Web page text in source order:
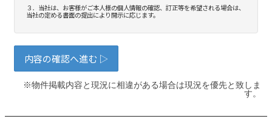
※物件掲載内容と現況に相違がある場合は現況を優先と致しま
す。